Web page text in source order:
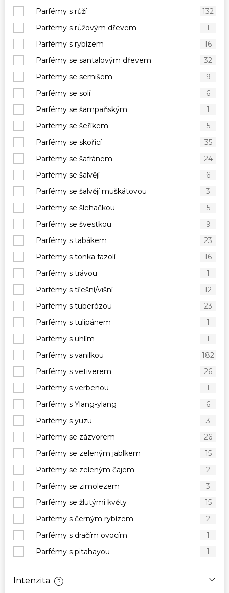
Parfémy s růží
132
Parfémy s růžovým dřevem
1
Parfémy s rybízem
16
Parfémy se santalovým dřevem
32
Parfémy se semišem
9
Parfémy se solí
6
Parfémy se šampaňským
1
Parfémy se šeříkem
5
Parfémy se skořicí
35
Parfémy se šafránem
24
Parfémy se šalvějí
6
Parfémy se šalvějí muškátovou
3
Parfémy se šlehačkou
5
Parfémy se švestkou
9
Parfémy s tabákem
23
Parfémy s tonka fazolí
16
Parfémy s trávou
1
Parfémy s třešní/višní
12
Parfémy s tuberózou
23
Parfémy s tulipánem
1
Parfémy s uhlím
1
Parfémy s vanilkou
182
Parfémy s vetiverem
26
Parfémy s verbenou
1
Parfémy s Ylang-ylang
6
Parfémy s yuzu
3
Parfémy se zázvorem
26
Parfémy se zeleným jablkem
15
Parfémy se zeleným čajem
2
Parfémy se zimolezem
3
Parfémy se žlutými květy
15
Parfémy s černým rybízem
2
Parfémy s dračím ovocím
1
Parfémy s pitahayou
1
Intenzita ?